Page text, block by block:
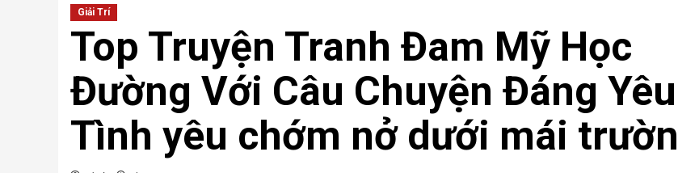
Giải Trí
Top Truyện Tranh Đam Mỹ Học
Đường Với Câu Chuyện Đáng
Tình yêu chớm nở dưới mái